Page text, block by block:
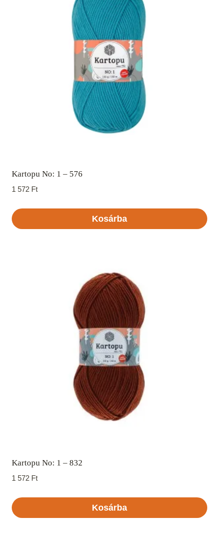
Kartopu No: 1 – 576
1 572 Ft
Kosárba
Kartopu No: 1 – 832
1 572 Ft
Kosárba